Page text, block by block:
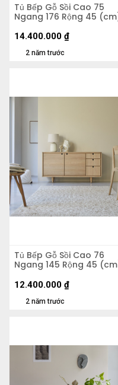
Tủ Bếp Gỗ Sồi Cao 75
Ngang 176 Rộng 45
2 năm trước
14.400.000 ₫
Tủ Bếp Gỗ Sồi Cao 76
Ngang 145 Rộng 45
2 năm trước
12.400.000 ₫